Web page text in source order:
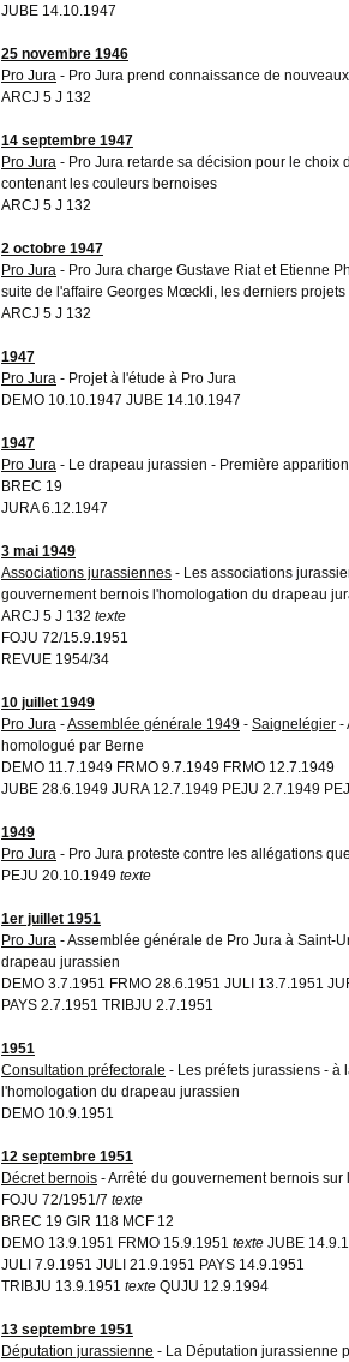
JUBE 14.10.1947
25 novembre 1946
Pro Jura - Pro Jura prend connaissance de
ARCJ 5 J 132
14 septembre 1947
Pro Jura - Pro Jura retarde sa décision pour le
contenant les couleurs bernoises
ARCJ 5 J 132
2 octobre 1947
Pro Jura - Pro Jura charge Gustave Riat et Etienne
suite de l'affaire Georges Mœckli, les derniers
ARCJ 5 J 132
1947
Pro Jura - Projet à l'étude à Pro Jura
DEMO 10.10.1947 JUBE 14.10.1947
1947
Pro Jura - Le drapeau jurassien - Première
BREC 19
JURA 6.12.1947
3 mai 1949
Associations jurassiennes - Les associations
gouvernement bernois l'homologation du drapeau
ARCJ 5 J 132 texte
FOJU 72/15.9.1951
REVUE 1954/34
10 juillet 1949
Pro Jura -Assemblée générale 1949 - Saignelégier -
homologué par Berne
DEMO 11.7.1949 FRMO 9.7.1949 FRMO 12.7.1949
JUBE 28.6.1949 JURA 12.7.1949 PEJU 2.7.1949
1949
Pro Jura - Pro Jura proteste contre les allégations
PEJU 20.10.1949 texte
1er juillet 1951
Pro Jura - Assemblée générale de Pro Jura à Saint-
drapeau jurassien
DEMO 3.7.1951 FRMO 28.6.1951 JULI 13.7.1951
PAYS 2.7.1951 TRIBJU 2.7.1951
1951
Consultation préfectorale - Les préfets jurassiens - à
l'homologation du drapeau jurassien
DEMO 10.9.1951
12 septembre 1951
Décret bernois - Arrêté du gouvernement bernois
FOJU 72/1951/7 texte
BREC 19 GIR 118 MCF 12
DEMO 13.9.1951 FRMO 15.9.1951 texte JUBE
JULI 7.9.1951 JULI 21.9.1951 PAYS 14.9.1951
TRIBJU 13.9.1951 texte QUJU 12.9.1994
13 septembre 1951
Députation jurassienne - La Députation jurassienne